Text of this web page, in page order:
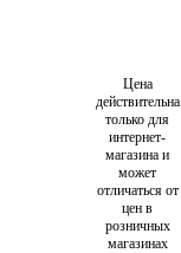
Цена
действительна
только для
интернет-
магазина и
может
отличаться от
цен в
розничных
магазинах